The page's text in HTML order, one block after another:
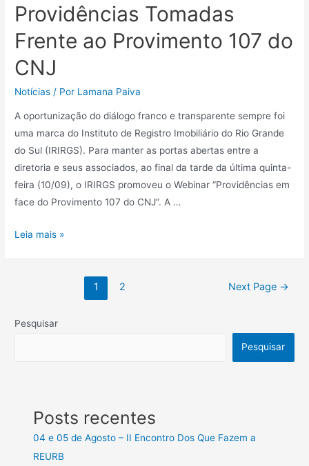
Providências Tomadas
Frente ao Provimento 107 do
CNJ
Notícias / Por Lamana Paiva
A oportunização do diálogo franco e transparente sempre foi
uma marca do Instituto de Registro Imobiliário do Rio Grande
do Sul (IRIRGS). Para manter as portas abertas entre a
diretoria e seus associados, ao final da tarde da última quinta-
feira (10/09), o IRIRGS promoveu o Webinar “Providências em
face do Provimento 107 do CNJ”. A …
Leia mais »
1 2 Next Page →
Pesquisar
Pesquisar
Posts recentes
04 e 05 de Agosto – II Encontro Dos Que Fazem a
REURB